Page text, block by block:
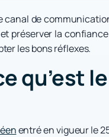
canal de
préserver la confiance
les bons réflexes.
qu’est
entré en vigueur le